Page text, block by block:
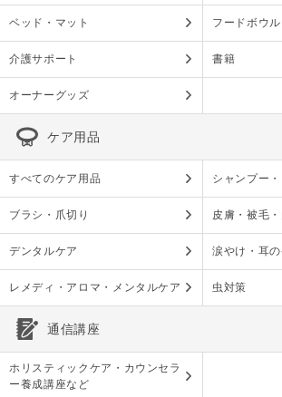
ベッド・マット フードボウ
介護サポート 書籍
オーナーグッズ
ケア用品
すべてのケア用品 シャンプー
ブラシ・爪切り 皮膚・被毛
デンタルケア 涙やけ・耳
レメディ・アロマ・メンタルケア 虫対策
通信講座
ホリスティックケア・カウンセラ
ー養成講座など